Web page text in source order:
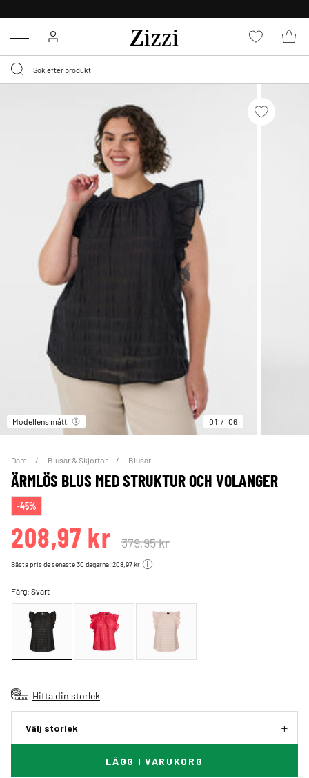
Menu
Modellens mått 01 06
Dam Blusar & Skjortor Blusar
ÄRMLÖS BLUS MED STRUKTUR OCH VOLANGER
-45%
208,97 kr 379,95 kr
Bästa pris de senaste 30 dagarna: 208,97 kr
Färg:Svart
Hitta din storlek
Välj storlek
LÄGG I VARUKORG